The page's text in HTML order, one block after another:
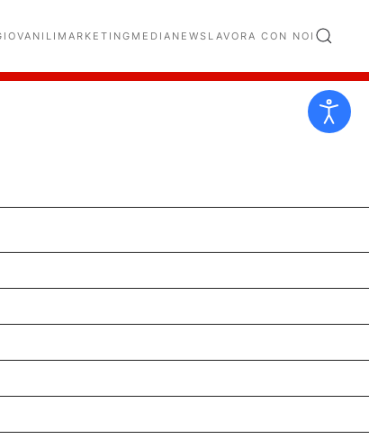
MARKETING MEDIA NEWS LAVORA CON NOI